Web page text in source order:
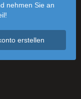
nehmen Sie an
erstellen